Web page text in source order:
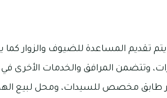
تقديم المساعدة للضيوف والزوار كما
وتتضمن المرافق والخدمات الأخرى في
طابق مخصص للسيدات، ومحل لبيع